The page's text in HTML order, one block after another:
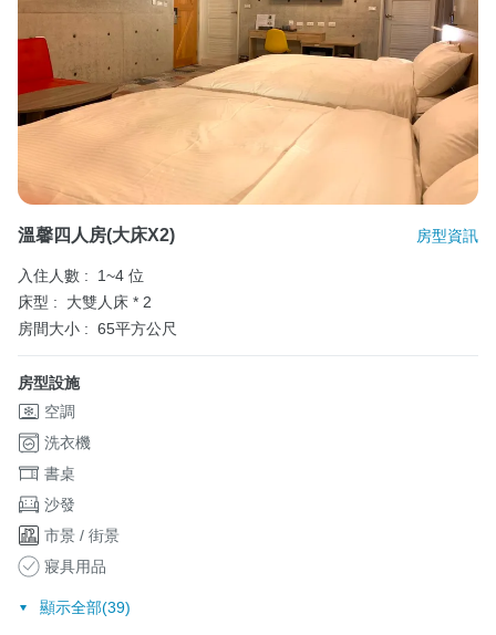
溫馨四人房(大床X2) 房型資訊
入住人數 :
1~4 位
床型 :
大雙人床 * 2
房間大小 : 65平方公尺
房型設施
空調
洗衣機
書桌
沙發
市景 / 街景
寢具用品
顯示全部(39)